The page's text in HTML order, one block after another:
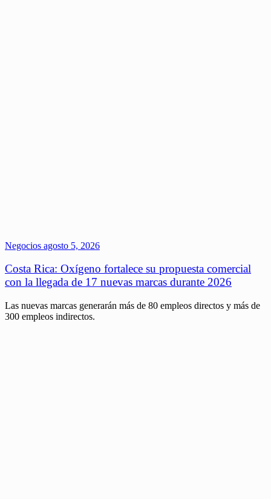
Negocios agosto 5, 2026
Costa Rica: Oxígeno fortalece su propuesta comercial
con la llegada de 17 nuevas marcas durante 2026
Las nuevas marcas generarán más de 80 empleos directos y más de
300 empleos indirectos.